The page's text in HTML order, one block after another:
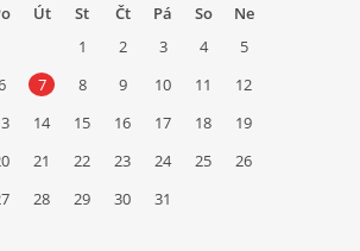
Út St Čt Pá So
Ne
1
2 3 4
5
7 8 9 10 11
12
14 15 16 17 18
19
21 22 23 24 25
26
28 29 30 31